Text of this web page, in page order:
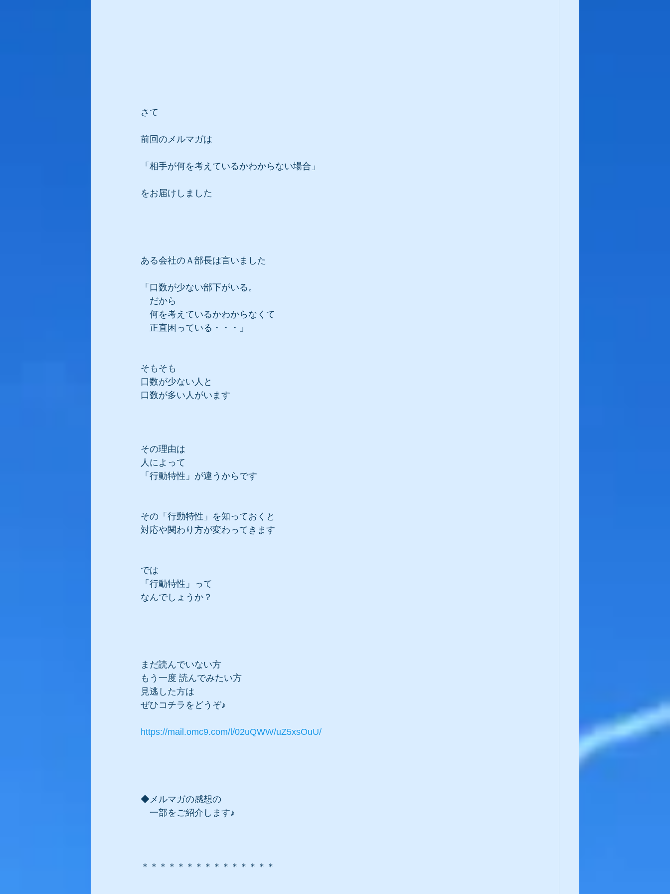
さて
前回のメルマガは
「相手が何を考えているかわからない場合」
をお届けしました
ある会社のＡ部長は言いました
「口数が少ない部下がいる。
だから
何を考えているかわからなくて
正直困っている・・・」
そもそも
口数が少ない人と
口数が多い人がいます
その理由は
人によって
「行動特性」が違うからです
その「行動特性」を知っておくと
対応や関わり方が変わってきます
では
「行動特性」って
なんでしょうか？
まだ読んでいない方
もう一度 読んでみたい方
見逃した方は
ぜひコチラをどうぞ♪
https://mail.omc9.com/l/02uQWW/uZ5xsOuU/
◆メルマガの感想の
一部をご紹介します♪
＊＊＊＊＊＊＊＊＊＊＊＊＊＊＊